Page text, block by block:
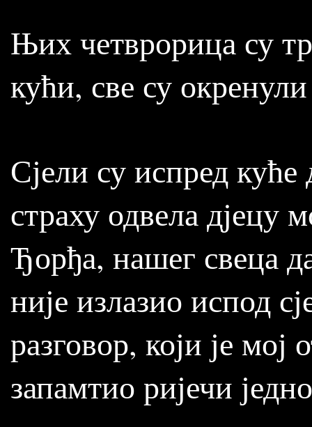
Њих четврорица су
кући, све су
Сјели су испред куће
страху одвела дјецу
Ђорђа, нашег свеца
није излазио испод
разговор, који је
запамтио ријечи